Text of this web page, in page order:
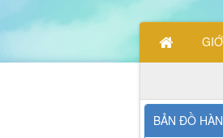
BẢN ĐỒ